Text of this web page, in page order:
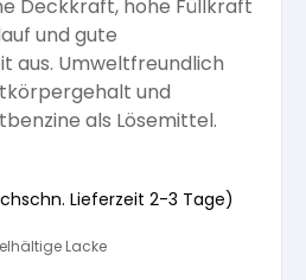
Deckkraft, hohe Füllkraft
und gute
aus. Umweltfreundlich
und
als Lösemittel.
Lieferzeit 2-3 Tage)
Lacke